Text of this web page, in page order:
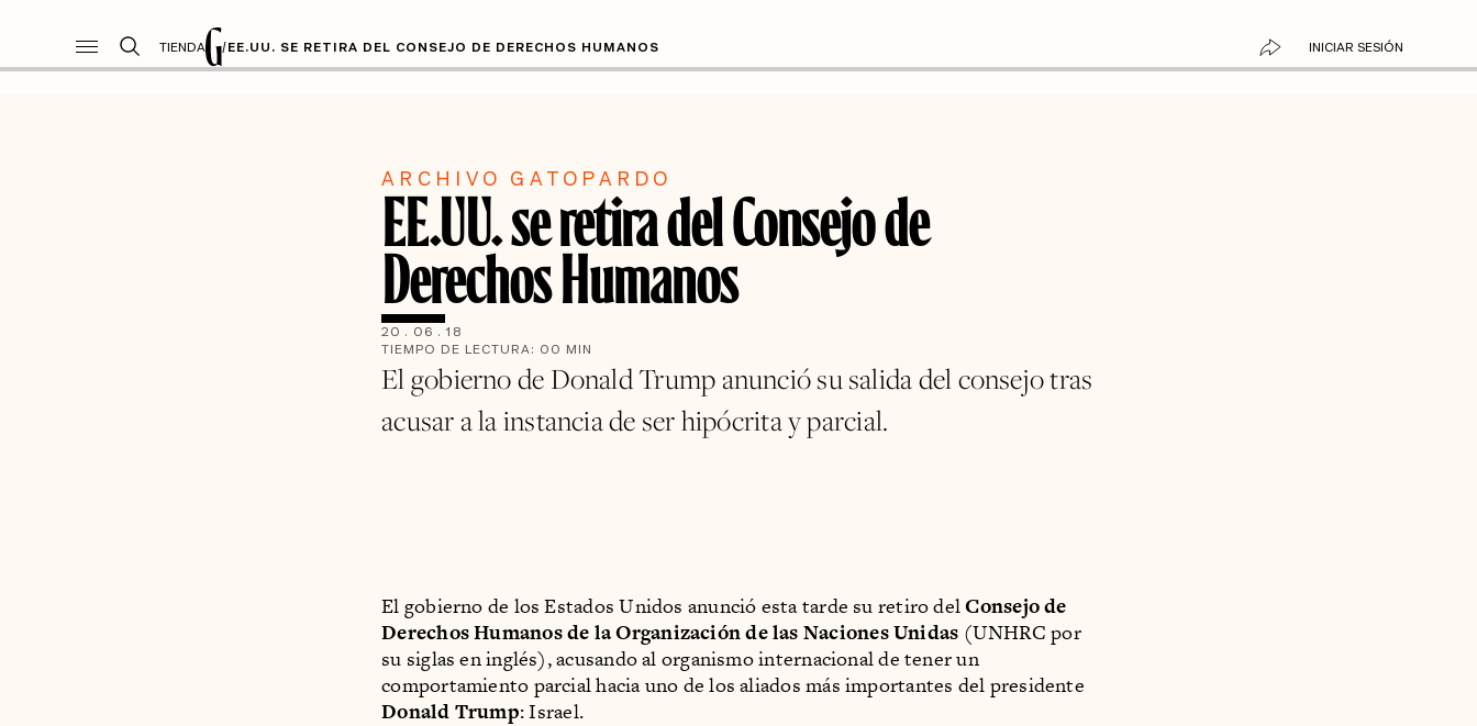
TIENDA /EE.UU. SE RETIRA DEL CONSEJO DE DERECHOS HUMANOS INICIAR SESIÓN
ARCHIVO GATOPARDO
EE.UU. se retira del Consejo de
Derechos Humanos
20 . 06 . 18
TIEMPO DE LECTURA: 00 MIN
El gobierno de Donald Trump anunció su salida del consejo tras
acusar a la instancia de ser hipócrita y parcial.
El gobierno de los Estados Unidos anunció esta tarde su retiro delConsejo de
Derechos Humanos de la Organización de las Naciones Unidas (UNHRC por
su siglas en inglés), acusando al organismo internacional de tener un
comportamiento parcial hacia uno de los aliados más importantes del presidente
Donald Trump: Israel.